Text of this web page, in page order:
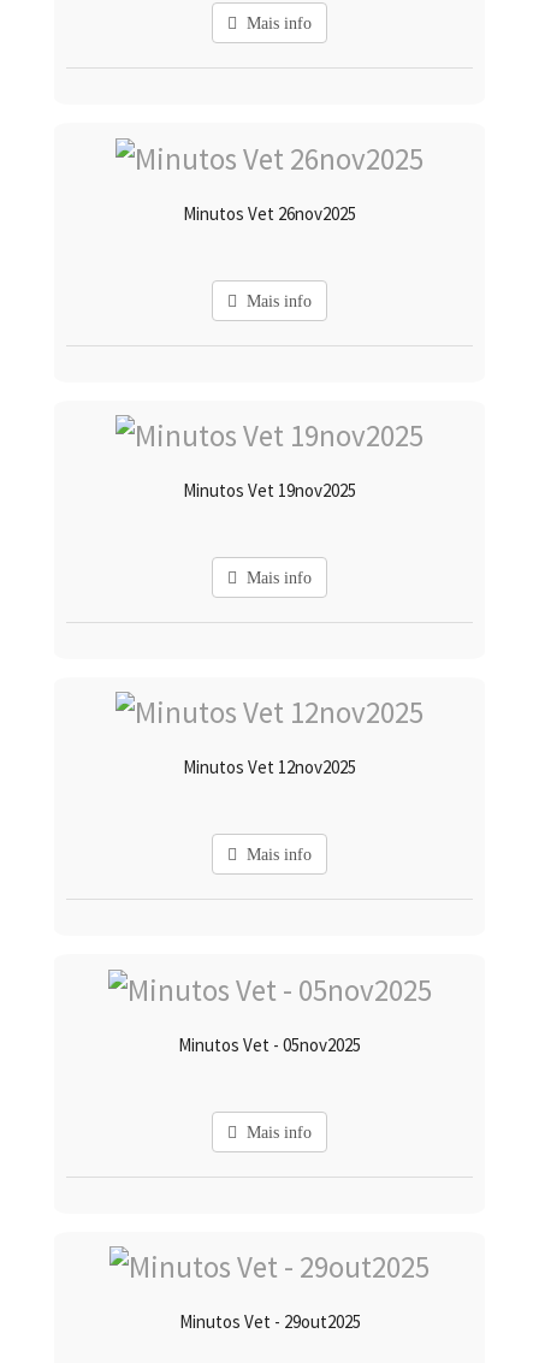
Mais info
Minutos Vet 26nov2025
Mais info
Minutos Vet 19nov2025
Mais info
Minutos Vet 12nov2025
Mais info
Minutos Vet - 05nov2025
Mais info
Minutos Vet - 29out2025